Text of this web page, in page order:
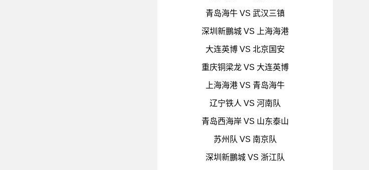
青岛海牛 VS 武汉三镇
深圳新鵬城 VS 上海海港
大连英博 VS 北京国安
重庆铜梁龙 VS 大连英博
上海海港 VS 青岛海牛
辽宁铁人 VS 河南队
青岛西海岸 VS 山东泰山
苏州队 VS 南京队
深圳新鵬城 VS 浙江队